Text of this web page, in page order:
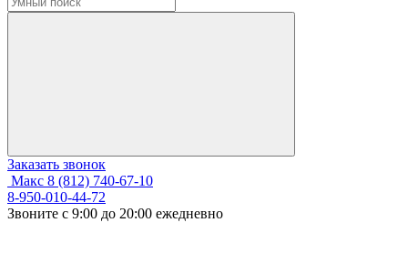
Заказать звонок
Макс 8 (812) 740-67-10
8-950-010-44-72
Звоните с 9:00 до 20:00 ежедневно